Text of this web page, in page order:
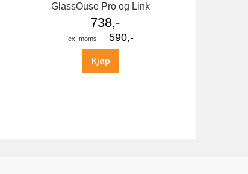
GlassOuse Pro og Link
738,-
590,-
Kjøp